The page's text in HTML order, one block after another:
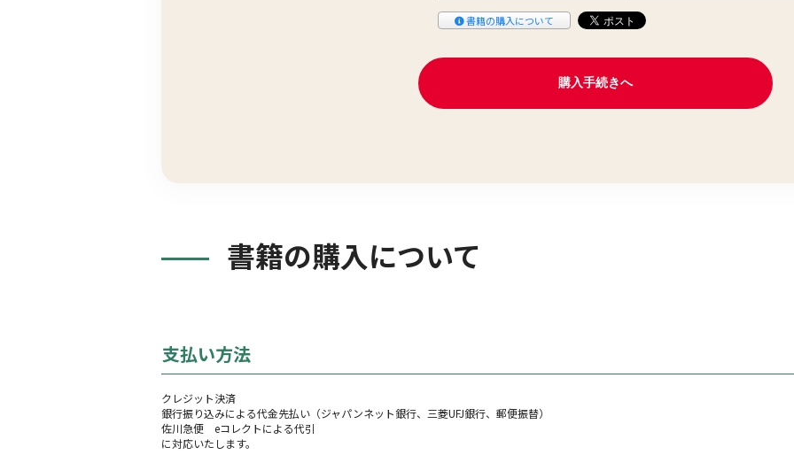
書籍の購入について
書籍の購入について
支払い方法
クレジット決済
銀行振り込みによる代金先払い（ジャパンネット銀行、三菱UFJ銀行、郵便振替）
佐川急便 eコレクトによる代引
に対応いたします。